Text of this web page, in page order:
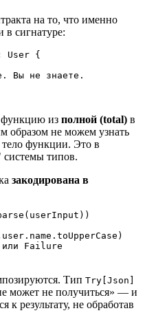
на то, что именно
сигнатуре:
User {
Вы не знаете.
функцию из полной (total) в
образом не можем узнать
тело функции. Это в
системы типов.
закодирована в
или Failure
Тип Try[Json]
может не получиться» — и
к результату, не обработав